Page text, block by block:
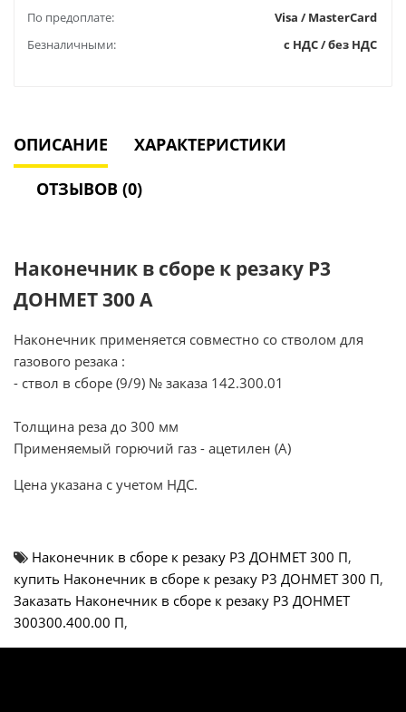
По предоплате:
Visa / MasterCard
Безналичными:
с НДС / без НДС
ОПИСАНИЕ ХАРАКТЕРИСТИКИ
ОТЗЫВОВ (0)
Наконечник в сборе к резаку Р3
ДОНМЕТ 300 А
Наконечник применяется совместно со стволом для
газового резака :
- ствол в сборе (9/9) № заказа 142.300.01
Толщина реза до 300 мм
Применяемый горючий газ - ацетилен (А)
Цена указана с учетом НДС.
Наконечник в сборе к резаку Р3 ДОНМЕТ 300 П,
купить Наконечник в сборе к резаку Р3 ДОНМЕТ 300 П,
Заказать Наконечник в сборе к резаку Р3 ДОНМЕТ
300300.400.00 П,